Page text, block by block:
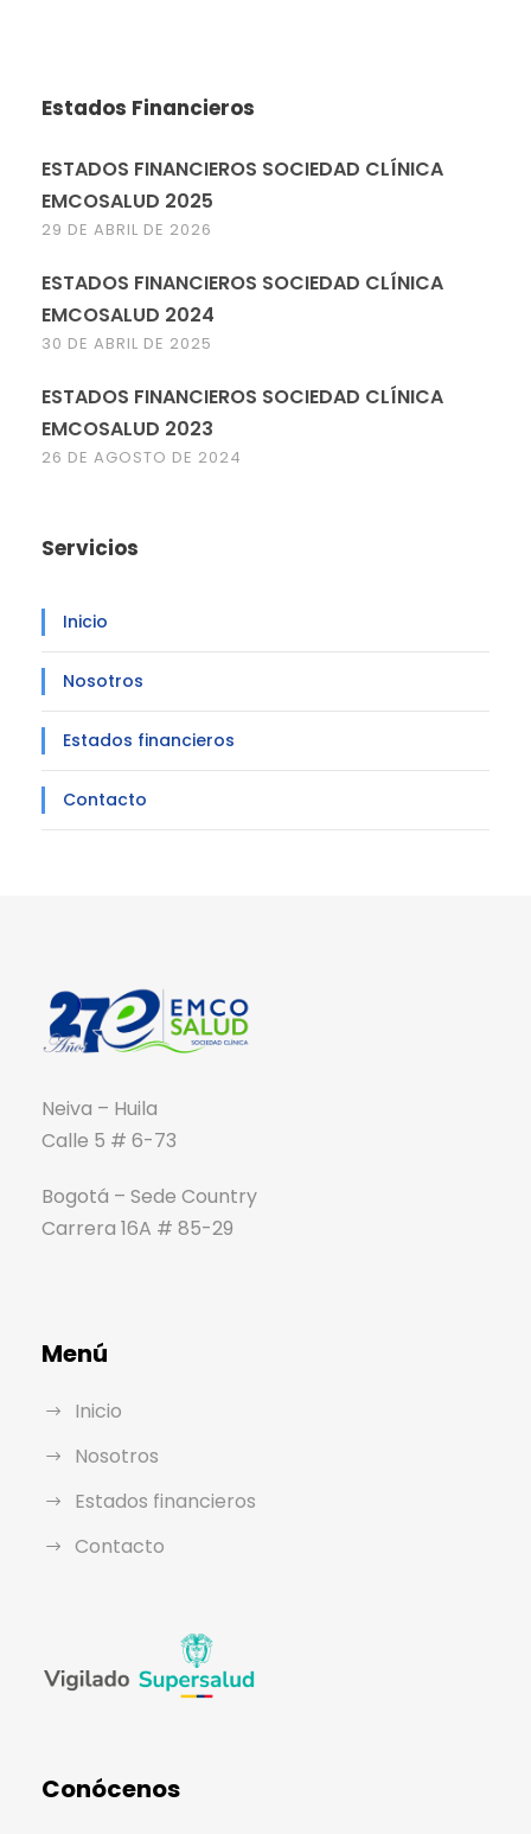
Estados Financieros
ESTADOS FINANCIEROS SOCIEDAD CLÍNICA
EMCOSALUD 2025
29 DE ABRIL DE 2026
ESTADOS FINANCIEROS SOCIEDAD CLÍNICA
EMCOSALUD 2024
30 DE ABRIL DE 2025
ESTADOS FINANCIEROS SOCIEDAD CLÍNICA
EMCOSALUD 2023
26 DE AGOSTO DE 2024
Servicios
Inicio
Nosotros
Estados financieros
Contacto
Neiva – Huila
Calle 5 # 6-73
Bogotá – Sede Country
Carrera 16A # 85-29
Menú
Inicio
Nosotros
Estados financieros
Contacto
Conócenos